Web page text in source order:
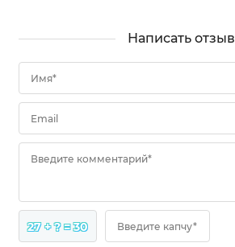
Написать отзыв
Имя*
Email
Введите комментарий*
27 + ? = 30 Введите капчу*